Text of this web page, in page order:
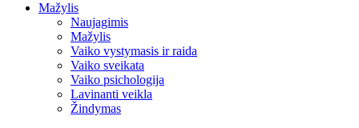
Mažylis
Naujagimis
Mažylis
Vaiko vystymasis ir raida
Vaiko sveikata
Vaiko psichologija
Lavinanti veikla
Žindymas